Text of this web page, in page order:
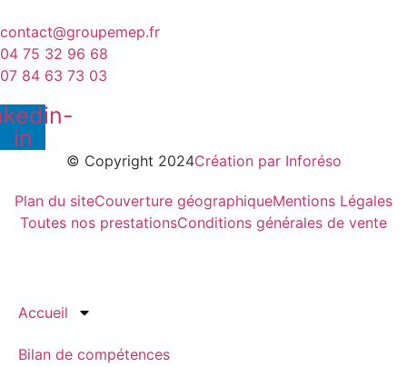
contact@groupemep.fr
04 75 32 96 68
07 84 63 73 03
in
© Copyright 2024Création par Inforéso
Plan du siteCouverture géographiqueMentions Légales
Toutes nos prestationsConditions générales de vente
Accueil
Bilan de compétences